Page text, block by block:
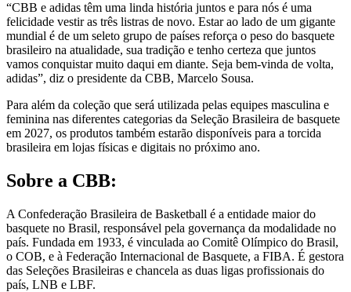
“CBB e adidas têm uma linda história juntos e para nós é uma
felicidade vestir as três listras de novo. Estar ao lado de um gigante
mundial é de um seleto grupo de países reforça o peso do basquete
brasileiro na atualidade, sua tradição e tenho certeza que juntos
vamos conquistar muito daqui em diante. Seja bem-vinda de volta,
adidas”, diz o presidente da CBB, Marcelo Sousa.
Para além da coleção que será utilizada pelas equipes masculina e
feminina nas diferentes categorias da Seleção Brasileira de basquete
em 2027, os produtos também estarão disponíveis para a torcida
brasileira em lojas físicas e digitais no próximo ano.
Sobre a CBB:
A Confederação Brasileira de Basketball é a entidade maior do
basquete no Brasil, responsável pela governança da modalidade no
país. Fundada em 1933, é vinculada ao Comitê Olímpico do Brasil,
o COB, e à Federação Internacional de Basquete, a FIBA. É gestora
das Seleções Brasileiras e chancela as duas ligas profissionais do
país, LNB e LBF.